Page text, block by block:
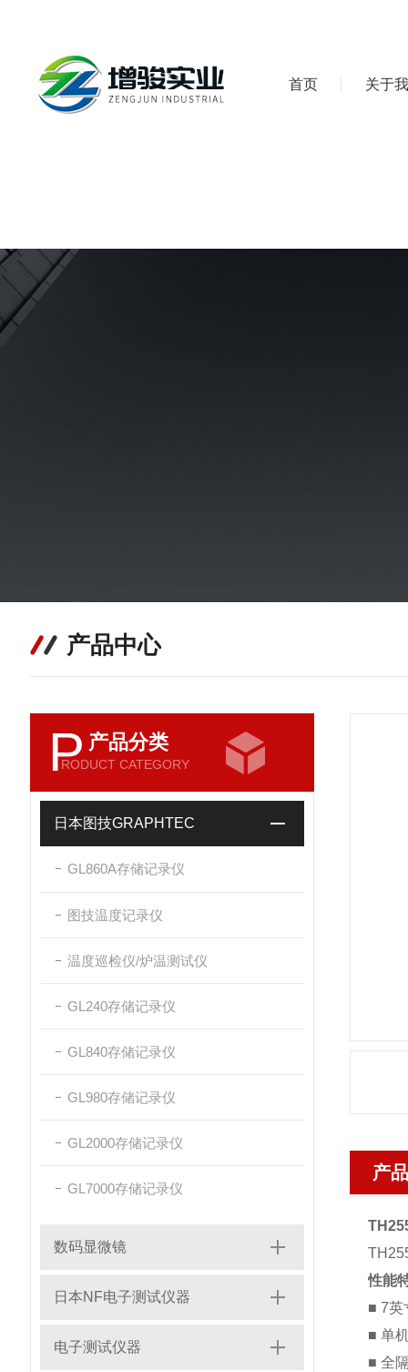
首页 关于
产品中心
P 产品分类
RODUCT CATEGORY
日本图技GRAPHTEC
GL860A存储记录仪
图技温度记录仪
温度巡检仪/炉温测试仪
GL240存储记录仪
GL840存储记录仪
GL980存储记录仪
GL2000存储记录仪
GL7000存储记录仪
数码显微镜
日本NF电子测试仪器
电子测试仪器
产
性能
■ 7英
■ 单
■ 全